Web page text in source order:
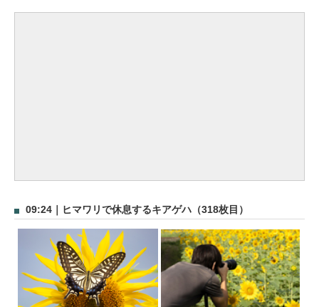
09:24｜ヒマワリで休息するキアゲハ（318枚目）